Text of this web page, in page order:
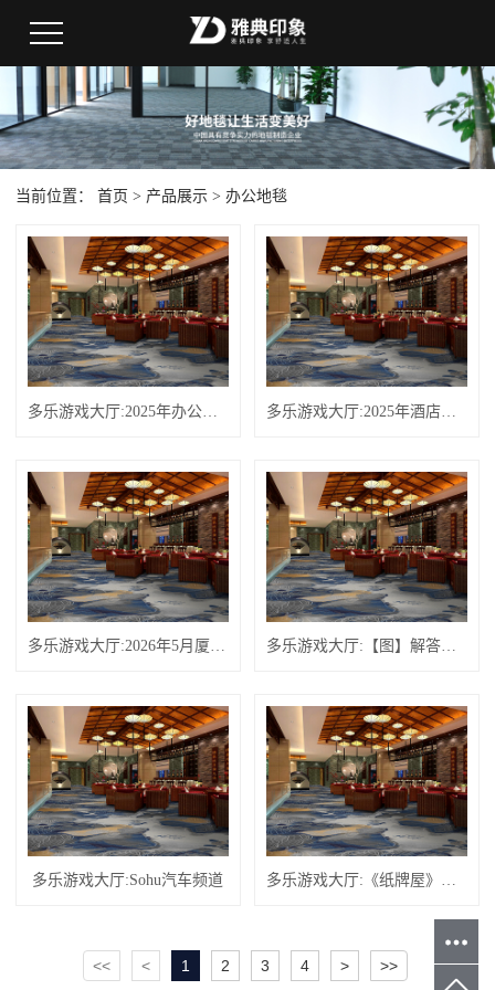
当前位置： 首页 > 产品展示 > 办公地毯
多乐游戏大厅:Sohu汽车频道 多乐游戏大厅:《纸牌屋》原著作者：政治家别总想着受人敬爱-迈克尔·多布斯
<< < 1 2 3 4 > >>